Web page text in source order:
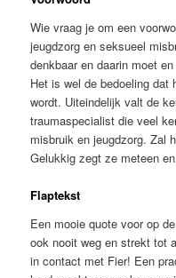
Wie vraag je om een
jeugdzorg en seksueel
denkbaar en daarin moet
Het is wel de bedoeling dat
wordt. Uiteindelijk valt de
traumaspecialist die veel
misbruik en jeugdzorg. Zal
Gelukkig zegt ze meteen
Flaptekst
Een mooie quote voor op
ook nooit weg en strekt tot
in contact met Fier! Een